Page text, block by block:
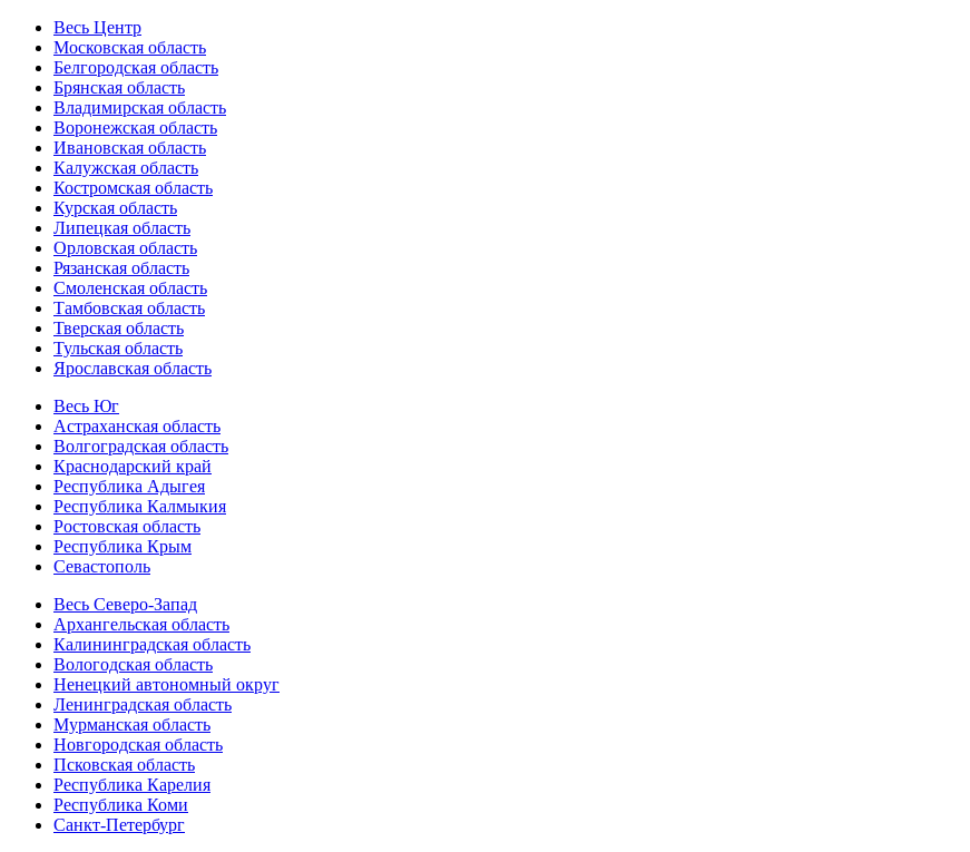
Весь Центр
Московская область
Белгородская область
Брянская область
Владимирская область
Воронежская область
Ивановская область
Калужская область
Костромская область
Курская область
Липецкая область
Орловская область
Рязанская область
Смоленская область
Тамбовская область
Тверская область
Тульская область
Ярославская область
Весь Юг
Астраханская область
Волгоградская область
Краснодарский край
Республика Адыгея
Республика Калмыкия
Ростовская область
Республика Крым
Севастополь
Весь Северо-Запад
Архангельская область
Калининградская область
Вологодская область
Ненецкий автономный округ
Ленинградская область
Мурманская область
Новгородская область
Псковская область
Республика Карелия
Республика Коми
Санкт-Петербург